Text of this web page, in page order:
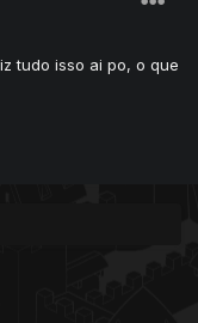
tudo isso ai po, o que